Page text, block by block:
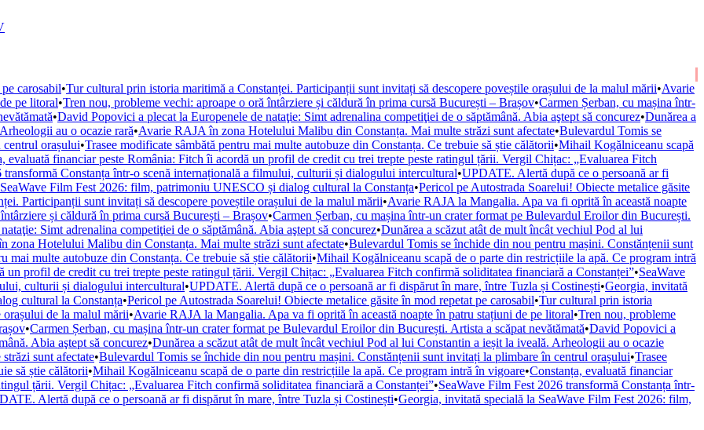
carosabil•Tur cultural prin istoria maritimă a Constanței. Participanții sunt invitați să descopere poveștile orașului de la malul mării•Avarie
pe litoral•Tren nou, probleme vechi: aproape o oră întârziere și căldură în prima cursă București – Brașov•Carmen Șerban, cu mașina într-
•David Popovici a plecat la Europenele de nataţie: Simt adrenalina competiţiei de o săptămână. Abia aştept să concurez•Dunărea a
au o ocazie rară•Avarie RAJA în zona Hotelului Malibu din Constanța. Mai multe străzi sunt afectate•Bulevardul Tomis se
orașului•Trasee modificate sâmbătă pentru mai multe autobuze din Constanța. Ce trebuie să știe călătorii•Mihail Kogălniceanu scapă
evaluată financiar peste România: Fitch îi acordă un profil de credit cu trei trepte peste ratingul țării. Vergil Chițac: „Evaluarea Fitch
transformă Constanța într-o scenă internațională a filmului, culturii și dialogului intercultural•UPDATE. Alertă după ce o persoană ar fi
Film Fest 2026: film, patrimoniu UNESCO și dialog cultural la Constanța•Pericol pe Autostrada Soarelui! Obiecte metalice găsite
Participanții sunt invitați să descopere poveștile orașului de la malul mării•Avarie RAJA la Mangalia. Apa va fi oprită în această noapte
și căldură în prima cursă București – Brașov•Carmen Șerban, cu mașina într-un crater format pe Bulevardul Eroilor din București.
Simt adrenalina competiţiei de o săptămână. Abia aştept să concurez•Dunărea a scăzut atât de mult încât vechiul Pod al lui
zona Hotelului Malibu din Constanța. Mai multe străzi sunt afectate•Bulevardul Tomis se închide din nou pentru mașini. Constănțenii sunt
mai multe autobuze din Constanța. Ce trebuie să știe călătorii•Mihail Kogălniceanu scapă de o parte din restricțiile la apă. Ce program intră
un profil de credit cu trei trepte peste ratingul țării. Vergil Chițac: „Evaluarea Fitch confirmă soliditatea financiară a Constanței”•SeaWave
culturii și dialogului intercultural•UPDATE. Alertă după ce o persoană ar fi dispărut în mare, între Tuzla și Costinești•Georgia, invitată
cultural la Constanța•Pericol pe Autostrada Soarelui! Obiecte metalice găsite în mod repetat pe carosabil•Tur cultural prin istoria
orașului de la malul mării•Avarie RAJA la Mangalia. Apa va fi oprită în această noapte în patru stațiuni de pe litoral•Tren nou, probleme
•Carmen Șerban, cu mașina într-un crater format pe Bulevardul Eroilor din București. Artista a scăpat nevătămată•David Popovici a
Abia aştept să concurez•Dunărea a scăzut atât de mult încât vechiul Pod al lui Constantin a ieșit la iveală. Arheologii au o ocazie
sunt afectate•Bulevardul Tomis se închide din nou pentru mașini. Constănțenii sunt invitați la plimbare în centrul orașului•Trasee
să știe călătorii•Mihail Kogălniceanu scapă de o parte din restricțiile la apă. Ce program intră în vigoare•Constanța, evaluată financiar
țării. Vergil Chițac: „Evaluarea Fitch confirmă soliditatea financiară a Constanței”•SeaWave Film Fest 2026 transformă Constanța într-
Alertă după ce o persoană ar fi dispărut în mare, între Tuzla și Costinești•Georgia, invitată specială la SeaWave Film Fest 2026: film,